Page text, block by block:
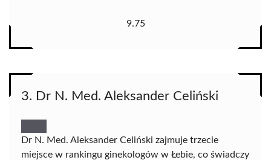
9.75
3. Dr N. Med. Aleksander Celiński
Dr N. Med. Aleksander Celiński zajmuje trzecie
miejsce w rankingu ginekologów w Łebie, co świadczy